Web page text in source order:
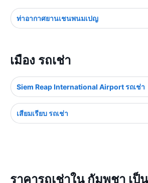
ท่าอากาศยานเชนพนมเปญ
เมือง รถเช่า
Siem Reap International Airport รถเช่า
เสียมเรียบ รถเช่า
ราคารถเช่าใน กัมพูชา เป็